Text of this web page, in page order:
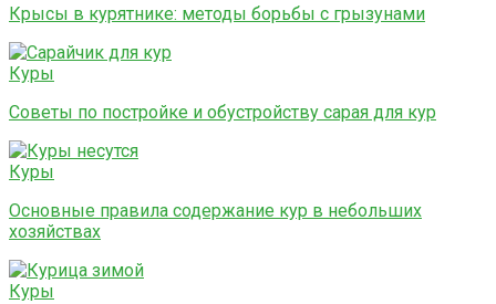
Крысы в курятнике: методы борьбы с грызунами
Куры
Советы по постройке и обустройству сарая для кур
Куры
Основные правила содержание кур в небольших
хозяйствах
Куры